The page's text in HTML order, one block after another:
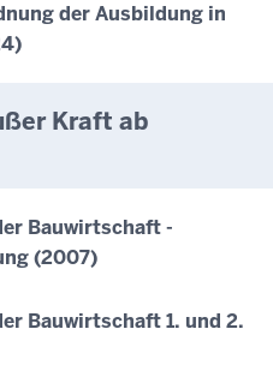
der Ausbildung in
Kraft ab
Bauwirtschaft -
(2007)
Bauwirtschaft 1. und 2.